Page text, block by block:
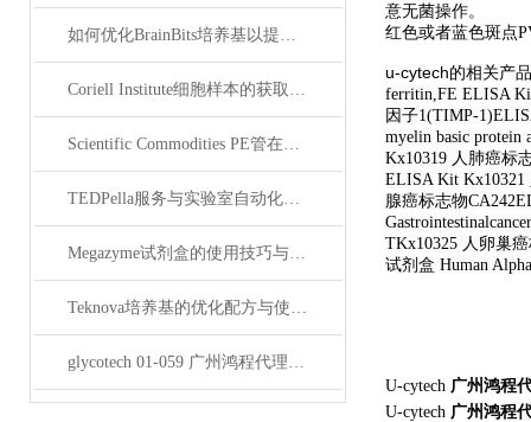
如何优化BrainBits培养基以提高实验效果？
Coriell Institute细胞样本的获取与应用指南
Scientific Commodities PE管在环保实验中的作用
TEDPella服务与实验室自动化设备的整合
Megazyme试剂盒的使用技巧与实验优化方法
Teknova培养基的优化配方与使用技巧
glycotech 01-059 广州鸿程代理：开启糖生物学研究新征程
意无菌操作。
红色或者蓝色斑点
u-cytech的相关产
ferritin,FE ELISA
因子1(TIMP-
myelin basic
Kx10319 人肺癌标
ELISA Kit Kx10321
腺癌标志物
TKx10325 人卵巢
试剂盒 Human
U-cytech 广州鸿程
U-cytech 广州鸿程